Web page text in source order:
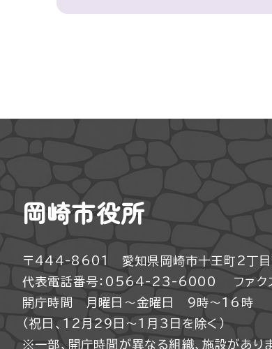
岡崎市役所
〒444-8601 愛知県岡崎市十王町2丁目
代表電話番号：0564-23-6000
ファ
開庁時間 月曜日～金曜日 9時～16時
（祝日、12月29日～1月3日を除く）
※一部、開庁時間が異なる組織、施設がありま